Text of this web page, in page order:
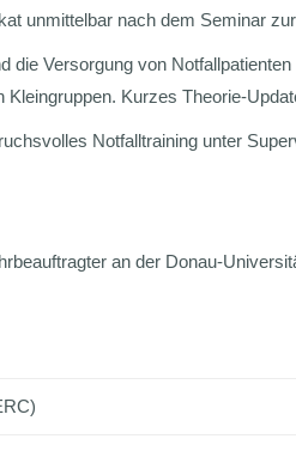
unmittelbar nach dem Seminar
die Versorgung von
Kurzes Theorie-
Notfalltraining unter
an der Donau-